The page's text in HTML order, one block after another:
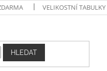
VELIKOSTNÍ TABULKY
HLEDAT